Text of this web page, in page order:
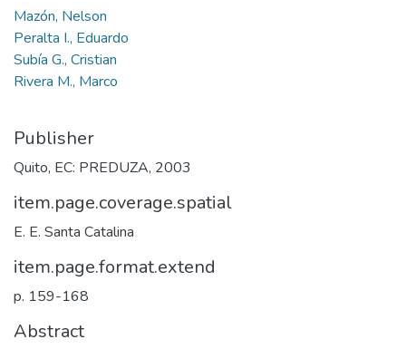
Mazón, Nelson
Peralta I., Eduardo
Subía G., Cristian
Rivera M., Marco
Publisher
Quito, EC: PREDUZA, 2003
item.page.coverage.spatial
E. E. Santa Catalina
item.page.format.extend
p. 159-168
Abstract